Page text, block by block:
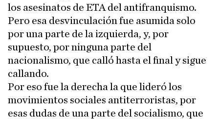
los asesinatos de ETA del antifranquismo.
Pero esa desvinculación fue asumida solo
por una parte de la izquierda, y, por
supuesto, por ninguna parte del
nacionalismo, que calló hasta el final y sigue
callando.
Por eso fue la derecha la que lideró los
movimientos sociales antiterroristas, por
esas dudas de una parte del socialismo, que